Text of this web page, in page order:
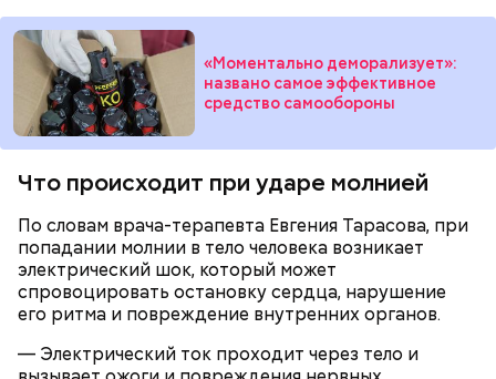
«Моментально деморализует»:
названо самое эффективное
средство самообороны
Что происходит при ударе молнией
По словам врача-терапевта Евгения Тарасова, при
попадании молнии в тело человека возникает
электрический шок, который может
спровоцировать остановку сердца, нарушение
его ритма и повреждение внутренних органов.
— Электрический ток проходит через тело и
Тонкости от шефа:обжаривать перцы лучше в
сок апельсина или лимона;
сахарная пудра.